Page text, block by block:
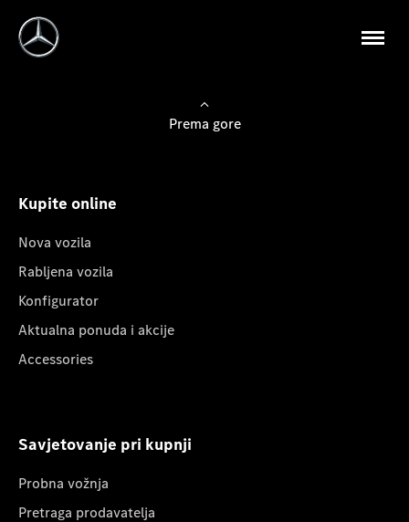
Prema gore
Kupite online
Nova vozila
Rabljena vozila
Konfigurator
Aktualna ponuda i akcije
Accessories
Savjetovanje pri kupnji
Probna vožnja
Pretraga prodavatelja